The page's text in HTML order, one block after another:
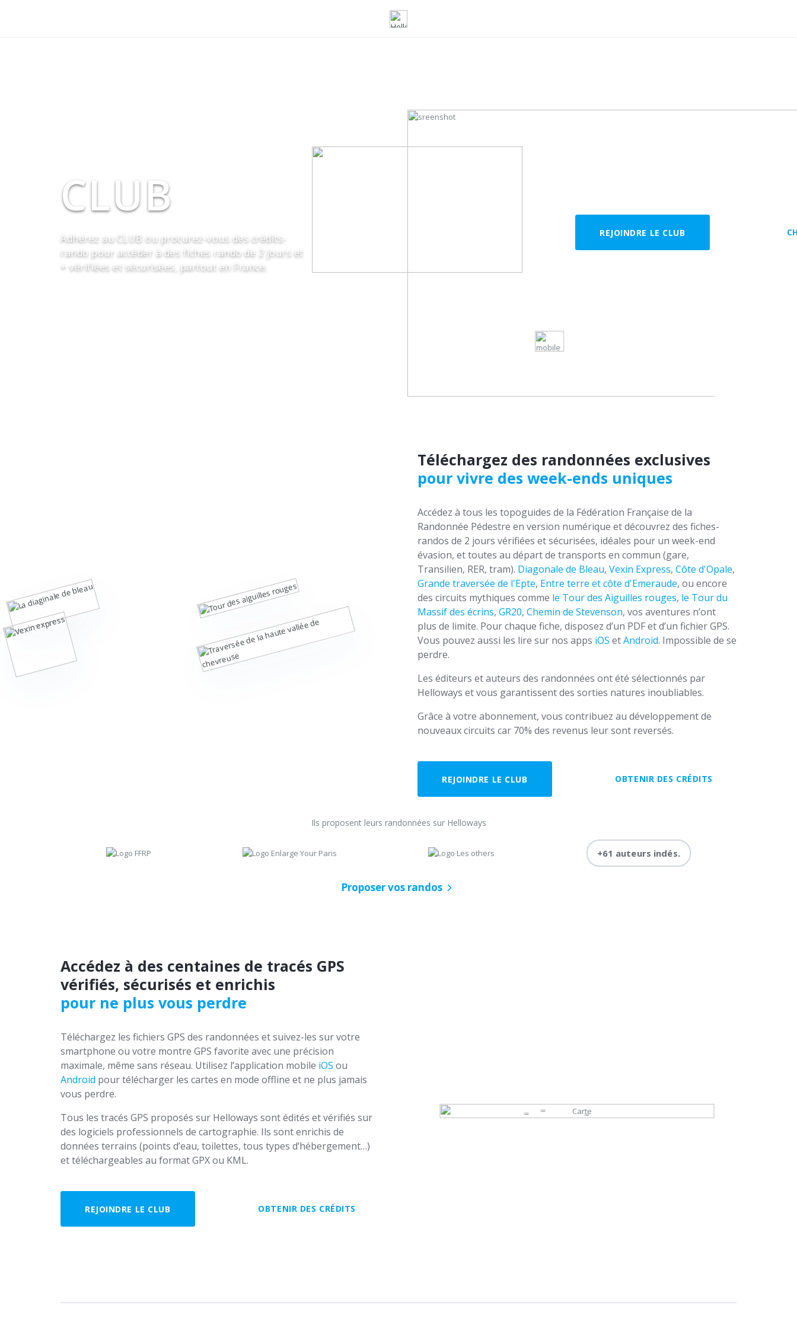
CLUB
Adhérez au CLUB ou procurez-vous des crédits-
rando pour accéder à des fiches rando de 2 jours et
+ vérifiées et sécurisées, partout en France.
REJOINDRE LE CLUB
Téléchargez des randonnées exclusives
pour vivre des week-ends uniques
Accédez à tous les topoguides de la Fédération Française de la
Randonnée Pédestre en version numérique et découvrez des fiches-
randos de 2 jours vérifiées et sécurisées, idéales pour un week-end
évasion, et toutes au départ de transports en commun (gare,
Transilien, RER, tram). Diagonale de Bleau, Vexin Express, Côte d'Opale,
Grande traversée de l'Epte, Entre terre et côte d'Emeraude, ou encore
des circuits mythiques comme le Tour des Aiguilles rouges, le Tour du
Massif des écrins, GR20, Chemin de Stevenson, vos aventures n’ont
plus de limite. Pour chaque fiche, disposez d’un PDF et d’un fichier GPS.
Vous pouvez aussi les lire sur nos apps iOS etAndroid. Impossible de se
perdre.
Les éditeurs et auteurs des randonnées ont été sélectionnés par
Helloways et vous garantissent des sorties natures inoubliables.
Grâce à votre abonnement, vous contribuez au développement de
nouveaux circuits car 70% des revenus leur sont reversés.
REJOINDRE LE CLUB OBTENIR DES CRÉDITS
Ils proposent leurs randonnées sur Helloways
+61 auteurs indés.
Proposer vos randos
Accédez à des centaines de tracés GPS
vérifiés, sécurisés et enrichis
pour ne plus vous perdre
Téléchargez les fichiers GPS des randonnées et suivez-les sur votre
smartphone ou votre montre GPS favorite avec une précision
maximale, même sans réseau. Utilisez l’application mobile iOS ou
Android pour télécharger les cartes en mode offline et ne plus jamais
vous perdre.
Tous les tracés GPS proposés sur Helloways sont édités et vérifiés sur
des logiciels professionnels de cartographie. Ils sont enrichis de
données terrains (points d’eau, toilettes, tous types d’hébergement…)
et téléchargeables au format GPX ou KML.
REJOINDRE LE CLUB OBTENIR DES CRÉDITS